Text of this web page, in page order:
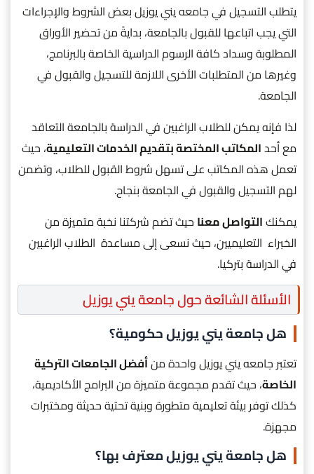
يتطلب التسجيل في جامعه يني يوزيل بعض الشروط والإجراءات
التي يجب اتباعها للقبول بالجامعة، بدايةً من تحضير الأوراق
المطلوبة وسداد كافة الرسوم الدراسية الخاصة بالبرنامج،
وغيرها من المتطلبات الأخرى اللازمة للتسجيل والقبول في
الجامعة.
لذا فإنه يمكن للطلاب الراغبين في الدراسة بالجامعة التعاقد
مع أحدالمكاتب المختصة بتقديم الخدمات التعليمية، حيث
تعمل هذه المكاتب على تسهل شروط القبول للطلاب، وتضمن
لهم التسجيل والقبول في الجامعة بنجاح.
يمكنكالتواصل معنا حيث تضم شركتنا نخبة متميزة من
الخبراء التعليميين، حيث نسعى إلى مساعدة الطلاب الراغبين
في الدراسة بتركيا.
الأسئلة الشائعة حول جامعة يني يوزيل
هل جامعة يني يوزيل حكومية؟
تعتبر جامعه يني يوزيل واحدة منأفضل الجامعات التركية
الخاصة، حيث تقدم مجموعة متميزة من البرامج الأكاديمية،
كذلك توفر بيئة تعليمية متطورة وبنية تحتية حديثة ومختبرات
مجهزة.
هل جامعة يني يوزيل معترف بها؟